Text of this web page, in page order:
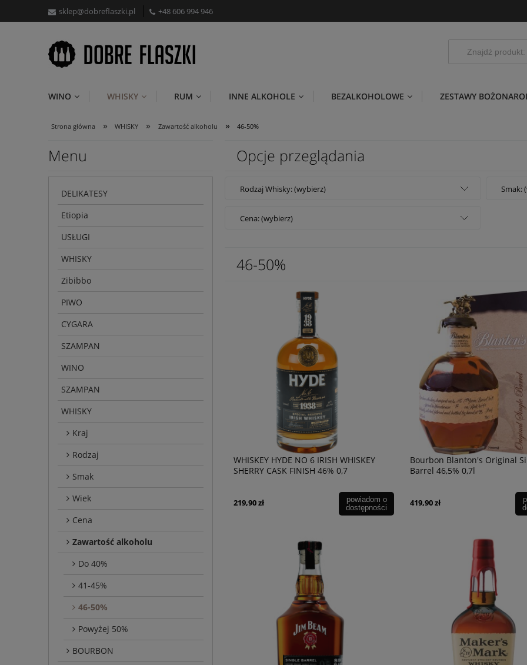
sklep@dobreflaszki.pl +48 606 994 946
WINO WHISKY RUM INNE ALKOHOLE BEZALKOHOLOWE ZESTAWY
Strona główna » WHISKY » Zawartość alkoholu » 46-50%
Menu
DELIKATESY
Etiopia
USŁUGI
WHISKY
Zibibbo
PIWO
CYGARA
SZAMPAN
WINO
SZAMPAN
WHISKY
Kraj
Rodzaj
Smak
Wiek
Cena
Zawartość alkoholu
Do 40%
41-45%
46-50%
Powyżej 50%
BOURBON
Opcje przeglądania
Rodzaj Whisky: (wybierz) Smak:
Cena: (wybierz)
46-50%
WHISKEY HYDE NO 6 IRISH WHISKEY
SHERRY CASK FINISH 46% 0,7
219,90 zł
powiadom o
dostępności
Bourbon Blanton's Original
Barrel 46,5% 0,7l
419,90 zł